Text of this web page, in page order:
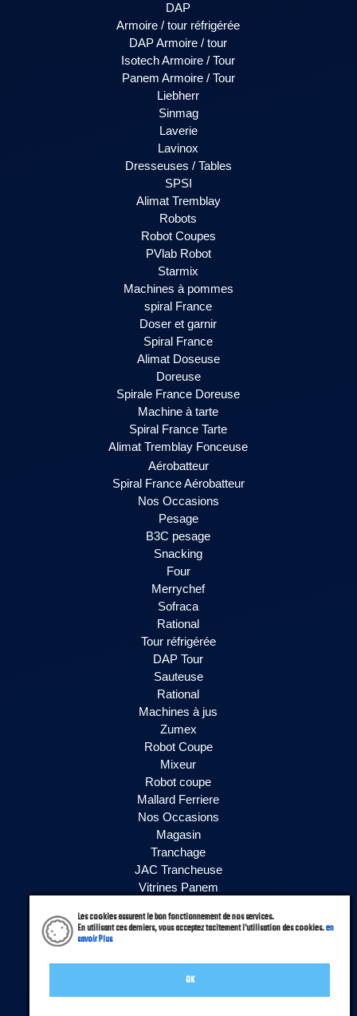
Les cookies assurent le bon fonctionnement de nos services.
En utilisant ces derniers, vous acceptez tacitement l'utilisation des cookies.en
savoir Plus
OK
DAP
Armoire / tour réfrigérée
DAP Armoire / tour
Isotech Armoire / Tour
Panem Armoire / Tour
Liebherr
Sinmag
Laverie
Lavinox
Dresseuses / Tables
SPSI
Alimat Tremblay
Robots
Robot Coupes
PVlab Robot
Starmix
Machines à pommes
spiral France
Doser et garnir
Spiral France
Alimat Doseuse
Doreuse
Spirale France Doreuse
Machine à tarte
Spiral France Tarte
Alimat Tremblay Fonceuse
Aérobatteur
Spiral France Aérobatteur
Nos Occasions
Pesage
B3C pesage
Snacking
Four
Merrychef
Sofraca
Rational
Tour réfrigérée
DAP Tour
Sauteuse
Rational
Machines à jus
Zumex
Robot Coupe
Mixeur
Robot coupe
Mallard Ferriere
Nos Occasions
Magasin
Tranchage
JAC Trancheuse
Vitrines Panem
Vitrines PVLAB
Nos Occasions